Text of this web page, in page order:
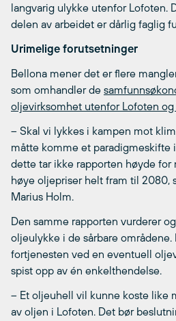
langvarig ulykke utenfor Lofoten.
delen av arbeidet er dårlig faglig
Urimelige forutsetninger
Bellona mener det er flere
som omhandler de
oljevirksomhet utenfor Lofoten og
– Skal vi lykkes i kampen mot
måtte komme et paradigmeskifte
dette tar ikke rapporten høyde for
høye oljepriser helt fram til 2080,
Marius Holm.
Den samme rapporten vurderer
oljeulykke i de sårbare områdene.
fortjenesten ved en eventuell
spist opp av én enkelthendelse.
– Et oljeuhell vil kunne koste like
av oljen i Lofoten. Det bør